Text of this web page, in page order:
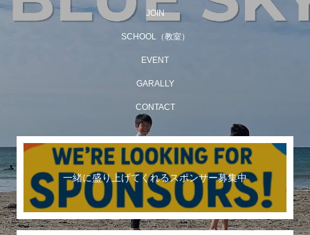
JOIN
SCHOOL（教室）
EVENT
GARALLY
CONTACT
一緒に盛り上げてくれるスポンサー募集中